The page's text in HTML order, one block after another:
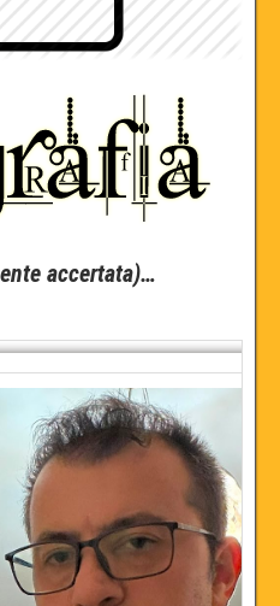
accertata)…